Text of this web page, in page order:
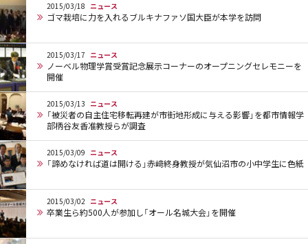
2015/03/18 ニュース
ゴマ栽培に力を入れるブルキナファソ国大臣が本学を訪問
2015/03/17 ニュース
ノーベル物理学賞受賞記念展示コーナーのオープニングセレモニーを
開催
2015/03/13 ニュース
「被災者の自主住宅移転再建が市街地形成に与える影響」を都市情報学
部柄谷友香准教授らが調査
2015/03/09 ニュース
「諦めなければ道は開ける」赤﨑終身教授が気仙沼市の小中学生に色紙
2015/03/02 ニュース
卒業生ら約500人が参加し「オール名城大会」を開催